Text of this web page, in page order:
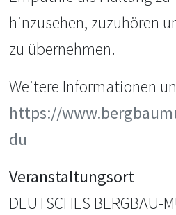
hinzusehen, zuzuhören
zu übernehmen.
Weitere Informationen
https://
du
Veranstaltungsort
DEUTSCHES BERGBAU-